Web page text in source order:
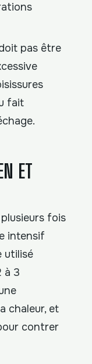
pas être
fait
ET
fois
intensif
utilisé
à 3
chaleur, et
contrer